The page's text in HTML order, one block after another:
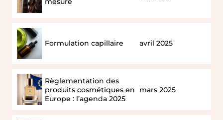
recherche
d’avant-
Rendre
accessible
parole
scientifique
communauté
d’experts
Gouvernance
JEUDIS
soirées
NOS MEMBRES
PARTENAIRES
JOURNAL
Formulation capillaire avril 2025
Règlementation des
produits cosmétiques en
Europe : l’agenda 2025
mars 2025